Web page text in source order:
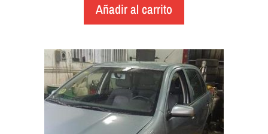
Añadir al carrito